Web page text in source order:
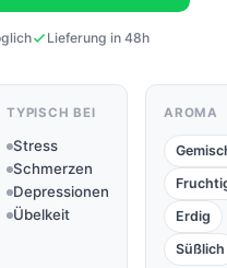
Lieferung in 48h
TYPISCH BEI
Stress
Schmerzen
Depressionen
Übelkeit
AROMA
Erdig
Süßlich